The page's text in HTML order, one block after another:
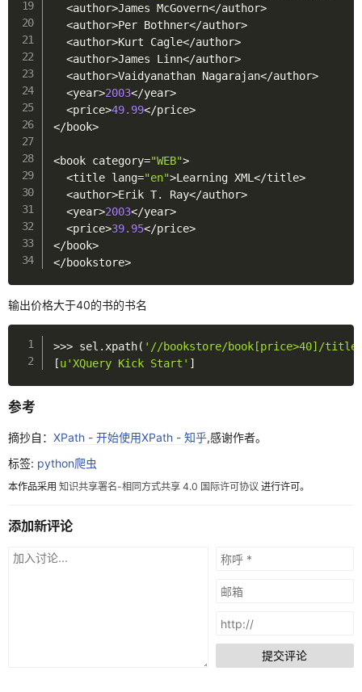
<author>James McGovern</author>
<author>Per Bothner</author>
<author>Kurt Cagle</author>
<author>James Linn</author>
<author>Vaidyanathan Nagarajan</author>
<year>2003</year>
<price>49.99</price>
</book>
<book category="WEB">
<title lang="en">Learning XML</title>
<author>Erik T. Ray</author>
<year>2003</year>
<price>39.95</price>
</book>
</bookstore>
输出价格大于40的书的书名
>>> sel . xpath( '//bookstore/book[price>40]/
[u'XQuery Kick Start' ]
参考
摘抄自： XPath - 开始使用XPath - 知乎,感谢作者。
标签: python爬虫
本作品采用 知识共享署名-相同方式共享 4.0 国际许可协议 进行许可。
添加新评论
提交评论